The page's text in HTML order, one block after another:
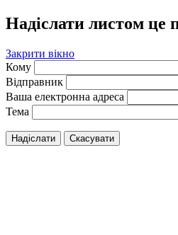
Надіслати листом це
Закрити вікно
Кому
Відправник
Ваша електронна адреса
Тема
Надіслати Скасувати